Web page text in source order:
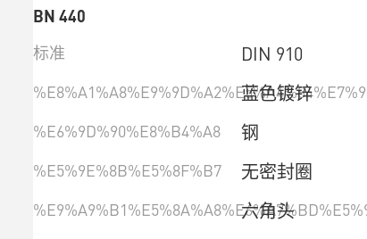
BN 440
标准
DIN 910
蓝色镀锌
%E6%9D%90%E8%B4%A8 钢
%E5%9E%8B%E5%8F%B7 无密封圈
六角头